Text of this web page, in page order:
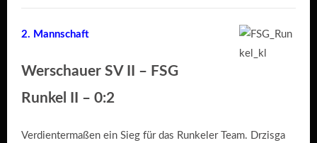
2. Mannschaft
Werschauer SV II – FSG
Runkel II – 0:2
Verdientermaßen ein Sieg für das Runkeler Team. Drzisga